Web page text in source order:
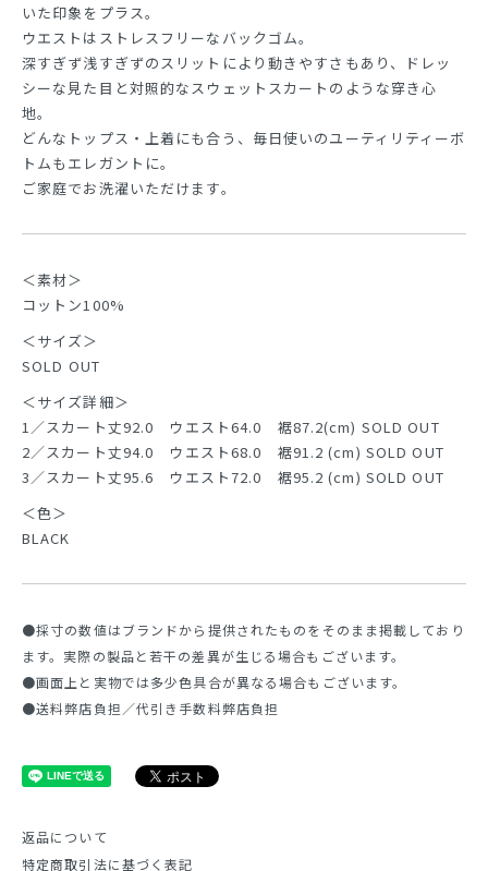
いた印象をプラス。
ウエストはストレスフリーなバックゴム。
深すぎず浅すぎずのスリットにより動きやすさもあり、ドレッ
シーな見た目と対照的なスウェットスカートのような穿き心
地。
どんなトップス・上着にも合う、毎日使いのユーティリティーボ
トムもエレガントに。
ご家庭でお洗濯いただけます。
＜素材＞
コットン100%
＜サイズ＞
SOLD OUT
＜サイズ詳細＞
1／スカート丈92.0 ウエスト64.0 裾87.2(cm) SOLD OUT
2／スカート丈94.0 ウエスト68.0 裾91.2 (cm) SOLD OUT
3／スカート丈95.6 ウエスト72.0 裾95.2 (cm) SOLD OUT
＜色＞
BLACK
●採寸の数値はブランドから提供されたものをそのまま掲載しており
ます。実際の製品と若干の差異が生じる場合もございます。
●画面上と実物では多少色具合が異なる場合もございます。
●送料弊店負担／代引き手数料弊店負担
返品について
特定商取引法に基づく表記